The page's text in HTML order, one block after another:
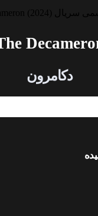
The
دکامرون